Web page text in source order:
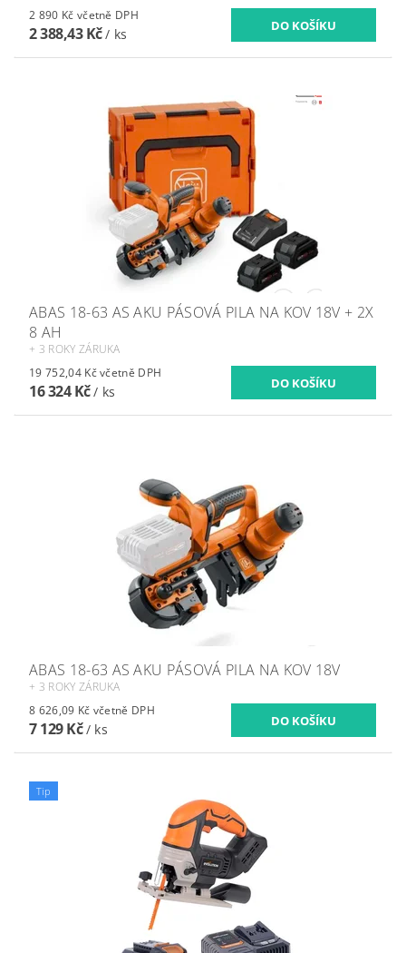
2 890 Kč včetně DPH
2 388,43 Kč/ ks
ABAS 18-63 AS AKU PÁSOVÁ PILA NA KOV 18V + 2X
8 AH
+ 3 ROKY ZÁRUKA
19 752,04 Kč včetně DPH
16 324 Kč/ ks
ABAS 18-63 AS AKU PÁSOVÁ PILA NA KOV 18V
+ 3 ROKY ZÁRUKA
8 626,09 Kč včetně DPH
7 129 Kč/ ks
Tip